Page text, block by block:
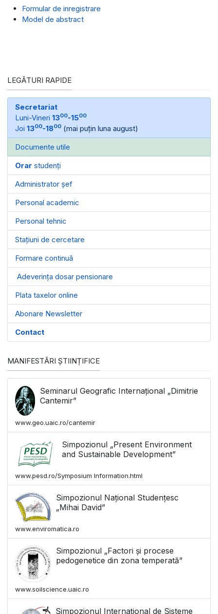
Formular de inregistrare
Model de abstract
LEGĂTURI RAPIDE
Secretariat
Luni-Vineri 1300-1500
Joi 1300-1800 (mai puțin luna august)
Documente utile
Orar studenți
Administrator șef
Personal academic
Personal tehnic
Stațiuni de cercetare
Formare continuă
Adeverința dosar pensionare
Plata taxelor online
Abonare Newsletter
Contact
MANIFESTĂRI ȘTIINȚIFICE
Seminarul Geografic Internațional „Dimitrie
Cantemir”
www.geo.uaic.ro/cantemir
Simpozionul „Present Environment
and Sustainable Development”
www.pesd.ro/Symposium Information.html
Simpozionul Național Studențesc
„Mihai David”
www.enviromatica.ro
Simpozionul „Factori și procese
pedogenetice din zona temperată”
www.soilscience.uaic.ro
Simpozionul Internațional de Sisteme